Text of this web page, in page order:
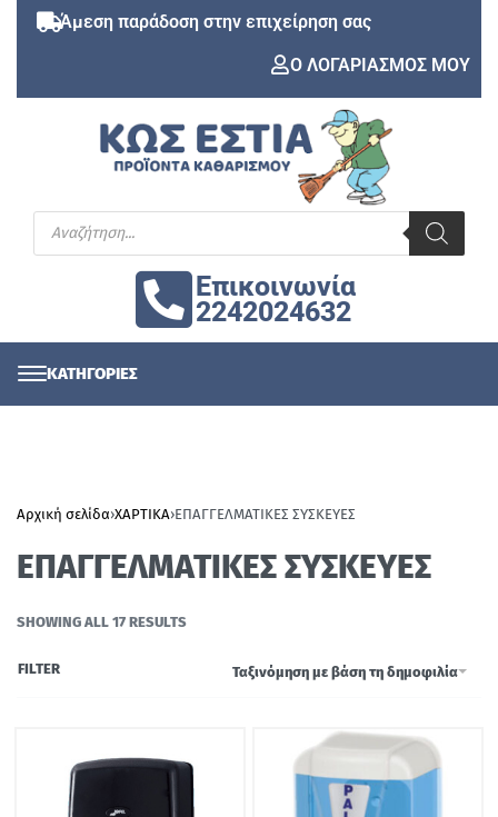
Άμεση παράδοση στην επιχείρηση σας
Ο ΛΟΓΑΡΙΑΣΜΟΣ ΜΟΥ
Επικοινωνία
2242024632
Αρχική σελίδα›ΧΑΡΤΙΚΑ›ΕΠΑΓΓΕΛΜΑΤΙΚΕΣ ΣΥΣΚΕΥΕΣ
ΕΠΑΓΓΕΛΜΑΤΙΚΕΣ ΣΥΣΚΕΥΕΣ
SHOWING ALL 17 RESULTS
Ταξινόμηση με βάση τη δημοφιλία
FILTER